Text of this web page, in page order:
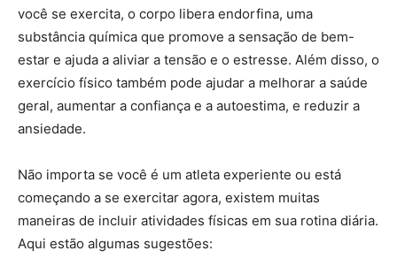
você se exercita, o corpo libera endorfina, uma
substância química que promove a sensação de bem-
estar e ajuda a aliviar a tensão e o estresse. Além disso, o
exercício físico também pode ajudar a melhorar a saúde
geral, aumentar a confiança e a autoestima, e reduzir a
ansiedade.
Não importa se você é um atleta experiente ou está
começando a se exercitar agora, existem muitas
maneiras de incluir atividades físicas em sua rotina diária.
Aqui estão algumas sugestões: